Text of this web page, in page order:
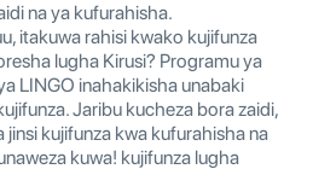
na ya kufurahisha.
itakuwa rahisi kwako kujifunza
lugha Kirusi? Programu ya
LINGO inahakikisha unabaki
Jaribu kucheza bora zaidi,
kujifunza kwa kufurahisha na
kuwa! kujifunza lugha